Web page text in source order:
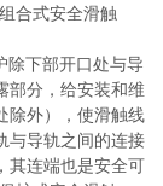
合式安全滑触
除下部开口处与导
部分，给安装和维
除外），使滑触线
与导轨之间的连接
其连端也是安全可